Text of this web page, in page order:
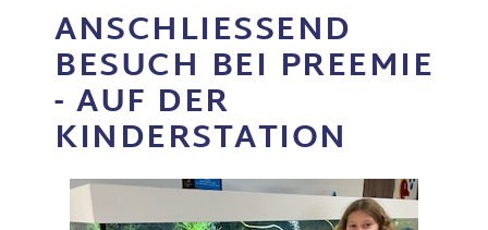
ANSCHLIESSEND B
ESUCH BEI PREEMIE -
AUF DER K
INDERSTATION